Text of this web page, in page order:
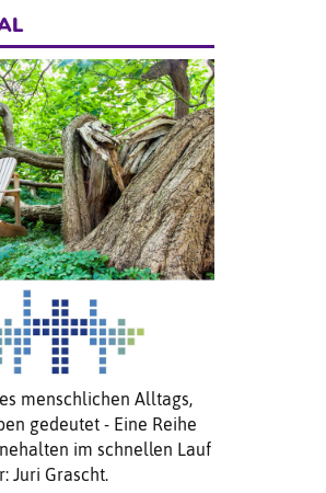
menschlichen Alltags,
gedeutet - Eine Reihe
im schnellen Lauf
Juri Grascht.